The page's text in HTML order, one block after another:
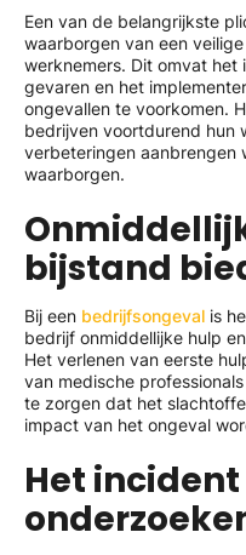
Een van de belangrijkste
waarborgen van een
werknemers. Dit omvat
gevaren en het
ongevallen te voorkomen.
bedrijven voortdurend hun
verbeteringen aanbrengen
waarborgen.
bijstand
Bij een bedrijfsongeval is
bedrijf onmiddellijke hulp
Het verlenen van eerste
van medische
te zorgen dat het
impact van het ongeval
Het